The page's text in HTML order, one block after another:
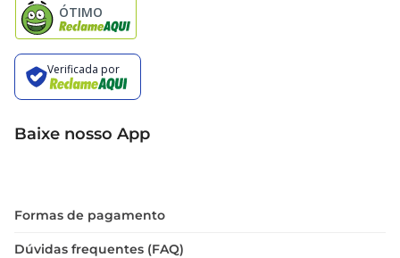
Baixe nosso App
Formas de pagamento
Dúvidas frequentes (FAQ)